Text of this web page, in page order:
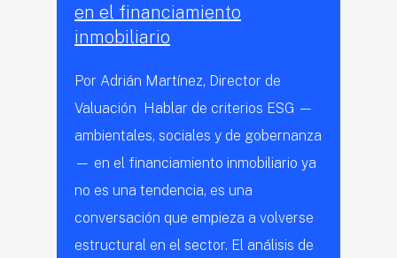
en el financiamiento
inmobiliario
Por Adrián Martínez, Director de
Valuación Hablar de criterios ESG —
ambientales, sociales y de gobernanza
— en el financiamiento inmobiliario ya
no es una tendencia, es una
conversación que empieza a volverse
estructural en el sector. El análisis de